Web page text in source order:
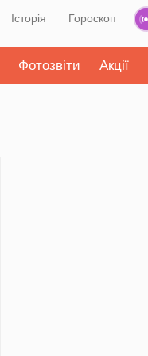
Історія Гороскоп
Фотозвіти Акції